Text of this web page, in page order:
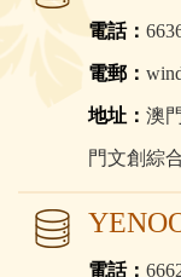
電話：
電郵：
地址： 澳
門文創綜
電話：